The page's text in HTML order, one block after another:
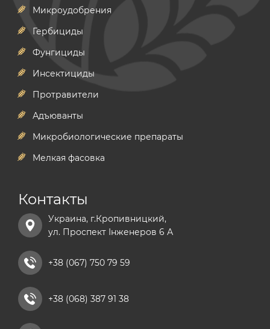
Микроудобрения
Гербициды
Фунгициды
Инсектициды
Протравители
Адъюванты
Микробиологические препараты
Мелкая фасовка
Контакты
Украина, г.Кропивницкий,
ул. Проспект Інженеров 6 А
+38 (067) 750 79 59
+38 (068) 387 91 38